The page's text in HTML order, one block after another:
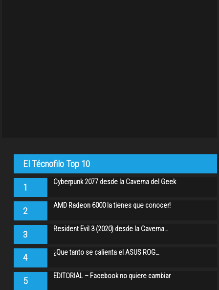
El Técnofilo Top 10
1 Cyberpunk 2077 desde la Caverna del Geek
2 AMD Radeon 6000 la tienes que conocer!
3 Resident Evil 3 (2020) desde la Caverna…
4 ¿Que tanto se calienta el ASUS ROG…
5 EDITORIAL – Facebook no quiere cambiar